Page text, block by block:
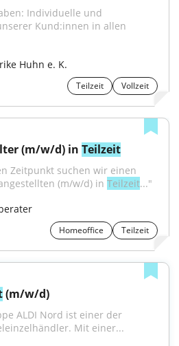
Individuelle und
Kund:innen in allen
Huhn e. K.
Teilzeit Vollzeit
(m/w/d) in Teilzeit
Zeitpunkt suchen wir einen
(m/w/d) in Teilzeit..."
Homeoffice Teilzeit
(m/w/d)
ALDI Nord ist einer der
Mit einer...